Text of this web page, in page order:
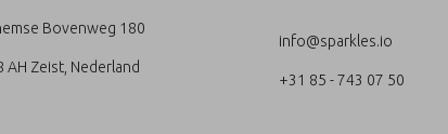
Bovenweg 180
AH Zeist, Nederland
info@sparkles.io
+31 85 - 743 07 50